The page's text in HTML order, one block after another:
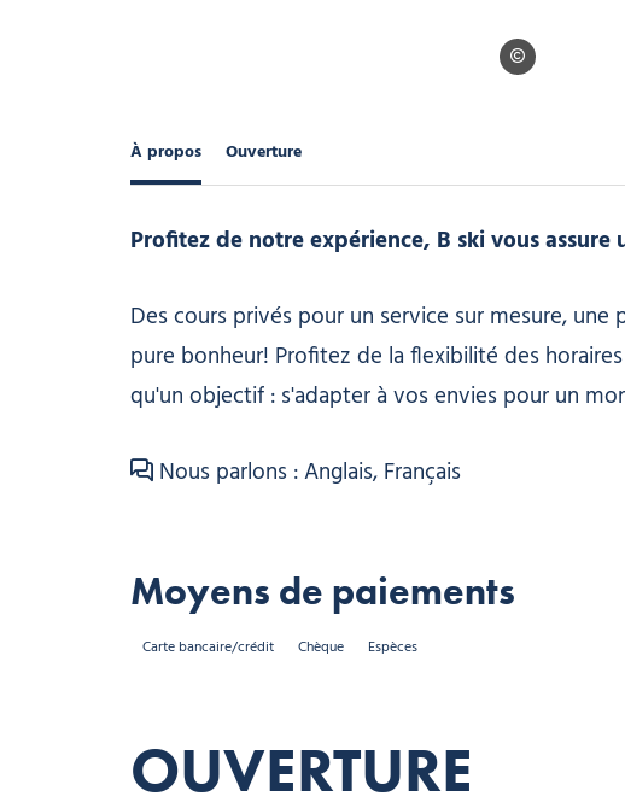
B ski school
À propos Ouverture
Profitez de notre expérience, B ski vous
Des cours privés pour un service sur mesure,
pure bonheur! Profitez de la flexibilité des
qu'un objectif : s'adapter à vos envies pour un
Nous parlons : Anglais, Français
Moyens de paiements
Carte bancaire/crédit Chèque Espèces
OUVERTURE